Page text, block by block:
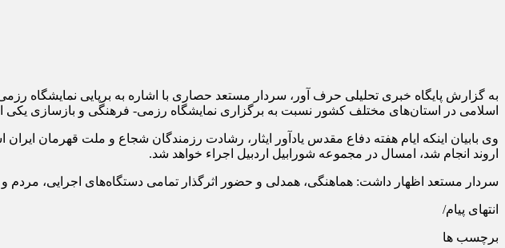
اسلامی در استان‌های مختلف کشور نسبت به برگزاری نمایشگاه رزمی- فرهنگی و بازسازی
اروند انجام شد، امسال در مجموعه شورابیل اردبیل اجراء خواهد شد.
سردار مستعد اظهار داشت: هماهنگی، همدلی و حضور اثرگذار تمامی دستگاه‌های اجرایی، مردم و
انتهای پیام/
برچسب ها